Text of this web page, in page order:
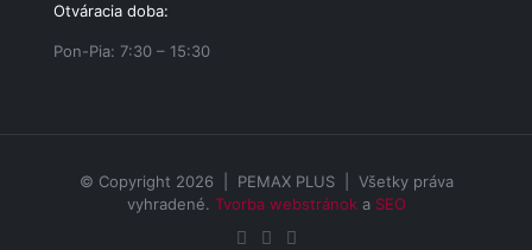
Otváracia doba:
Pon-Pia: 7:30 – 15:30
© Copyright 2026 | PEMAX PLUS | Všetky práva
vyhradené. Tvorba webstránok a SEO